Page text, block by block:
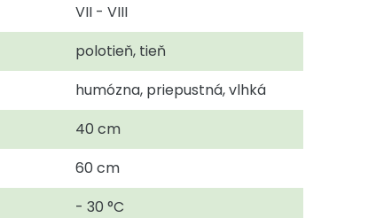
VII - VIII
polotieň, tieň
humózna, priepustná, vlhká
40 cm
60 cm
- 30 °C